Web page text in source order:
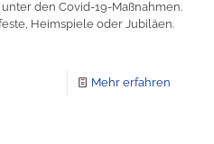
den Covid-19-Maßnahmen.
Heimspiele oder Jubiläen.
Mehr erfahren